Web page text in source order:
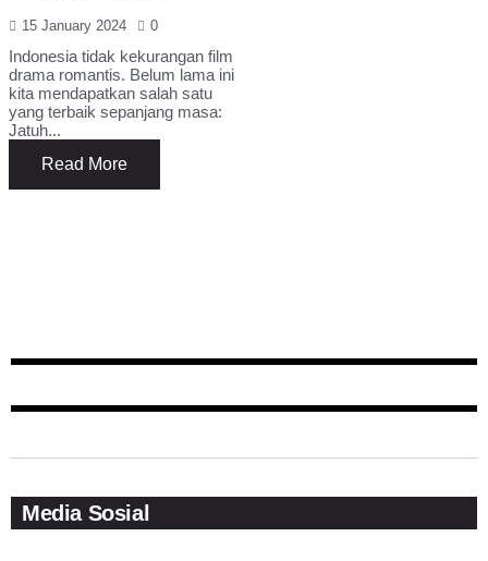
15 January 2024 0
Indonesia tidak kekurangan film
drama romantis. Belum lama ini
kita mendapatkan salah satu
yang terbaik sepanjang masa:
Jatuh...
Read More
Media Sosial